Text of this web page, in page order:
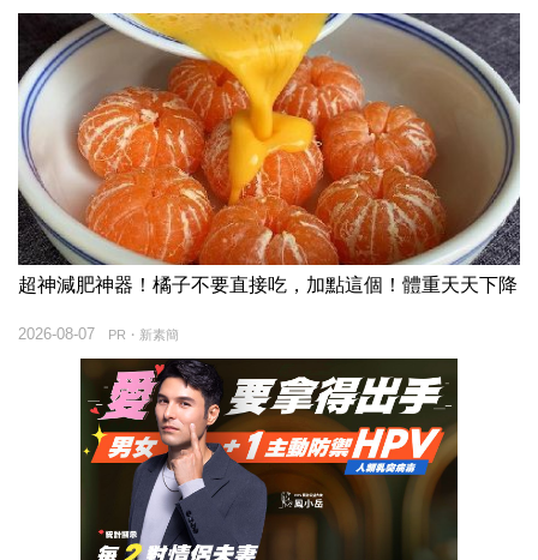
超神減肥神器！橘子不要直接吃，加點這個！體重天天下降
PR・新素簡
2026-08-07